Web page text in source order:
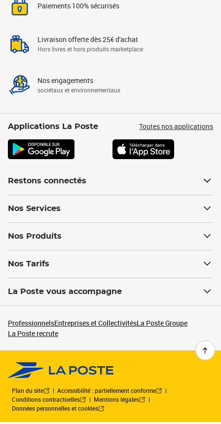
Paiements 100% sécurisés
Livraison offerte dès 25€ d'achat
Hors livres et hors produits marketplace
Nos engagements
sociétaux et environnementaux
Applications La Poste Toutes nos applications
Restons connectés
Nos Services
Nos Produits
Nos Tarifs
La Poste vous accompagne
ProfessionnelsEntreprises et CollectivitésLa Poste Groupe
La Poste recrute
Plan du site
Accessibilité : partiellement conforme
Conditions contractuelles
Mentions légales
Données personnelles et cookies